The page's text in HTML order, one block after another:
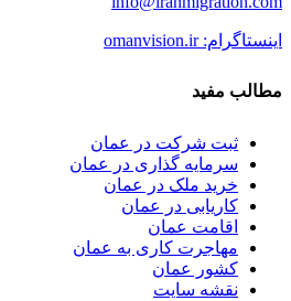
اینستاگرام: omanvision.ir
مطالب مفید
ثبت شرکت در عمان
سرمایه گذاری در عمان
خرید ملک در عمان
کاریابی در عمان
اقامت عمان
مهاجرت کاری به عمان
کشور عمان
نقشه سایت